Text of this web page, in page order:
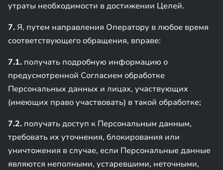
утраты необходимости в достижении Целей.
7. Я, путем направления Оператору в любое время
соответствующего обращения, вправе:
7.1. получать подробную информацию о
предусмотренной Согласием обработке
Персональных данных и лицах, участвующих
(имеющих право участвовать) в такой обработке;
7.2. получать доступ к Персональным данным,
требовать их уточнения, блокирования или
уничтожения в случае, если Персональные данные
являются неполными, устаревшими, неточными,